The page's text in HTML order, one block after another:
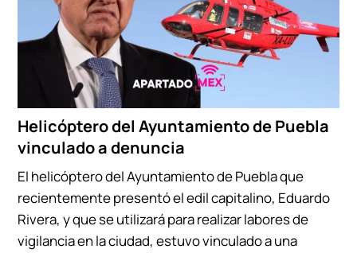
Helicóptero del Ayuntamiento de Puebla
vinculado a denuncia
El helicóptero del Ayuntamiento de Puebla que
recientemente presentó el edil capitalino, Eduardo
Rivera, y que se utilizará para realizar labores de
vigilancia en la ciudad, estuvo vinculado a una